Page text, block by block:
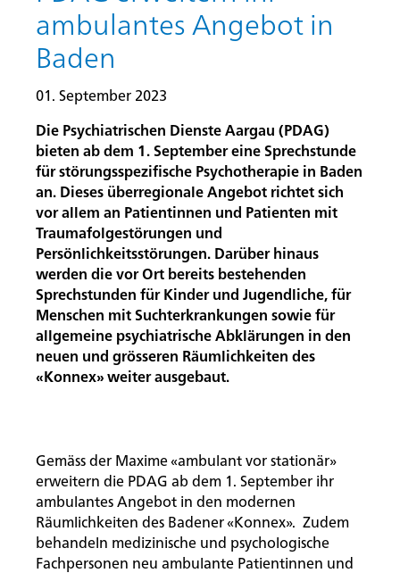
ambulantes Angebot in
Baden
01. September 2023
Die Psychiatrischen Dienste Aargau (PDAG)
bieten ab dem 1. September eine Sprechstunde
für störungsspezifische Psychotherapie in Baden
an. Dieses überregionale Angebot richtet sich
vor allem an Patientinnen und Patienten mit
Traumafolgestörungen und
Persönlichkeitsstörungen. Darüber hinaus
werden die vor Ort bereits bestehenden
Sprechstunden für Kinder und Jugendliche, für
Menschen mit Suchterkrankungen sowie für
allgemeine psychiatrische Abklärungen in den
neuen und grösseren Räumlichkeiten des
«Konnex» weiter ausgebaut.
Gemäss der Maxime «ambulant vor stationär»
erweitern die PDAG ab dem 1. September ihr
ambulantes Angebot in den modernen
Räumlichkeiten des Badener «Konnex». Zudem
behandeln medizinische und psychologische
Fachpersonen neu ambulante Patientinnen und